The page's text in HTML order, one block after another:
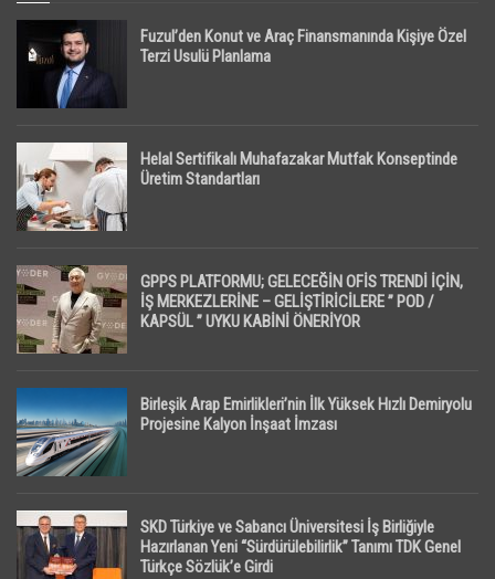
Fuzul’den Konut ve Araç Finansmanında Kişiye Özel
Terzi Usulü Planlama
Helal Sertifikalı Muhafazakar Mutfak Konseptinde
Üretim Standartları
GPPS PLATFORMU; GELECEĞİN OFİS TRENDİ İÇİN,
İŞ MERKEZLERİNE – GELİŞTİRİCİLERE ” POD /
KAPSÜL ” UYKU KABİNİ ÖNERİYOR
Birleşik Arap Emirlikleri’nin İlk Yüksek Hızlı Demiryolu
Projesine Kalyon İnşaat İmzası
SKD Türkiye ve Sabancı Üniversitesi İş Birliğiyle
Hazırlanan Yeni “Sürdürülebilirlik” Tanımı TDK Genel
Türkçe Sözlük’e Girdi